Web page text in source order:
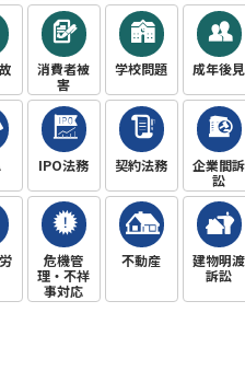
消費者被
害
学校問題 成年後見
IPO法務 契約法務
企業間訴
訟
危機管
理・不祥
事対応
不動産
建物明渡
訴訟